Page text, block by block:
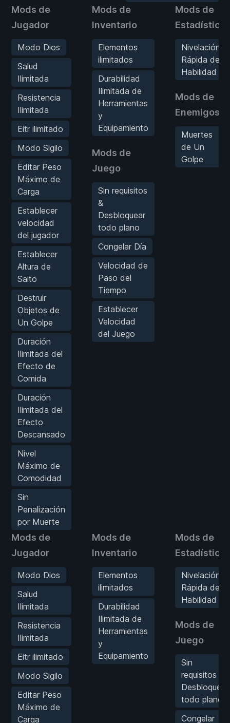
Mods de
Jugador
Modo Dios
Salud
Ilimitada
Resistencia
Ilimitada
Eitr ilimitado
Modo Sigilo
Editar Peso
Máximo de
Carga
Establecer
velocidad
del jugador
Establecer
Altura de
Salto
Destruir
Objetos de
Un Golpe
Duración
Ilimitada del
Efecto de
Comida
Duración
Ilimitada del
Efecto
Descansado
Nivel
Máximo de
Comodidad
Sin
Penalización
por Muerte
Mods de
Inventario
Elementos
ilimitados
Durabilidad
Ilimitada de
Herramientas
y
Equipamiento
Mods de
Juego
Sin requisitos
&
Desbloquear
todo plano
Congelar Día
Velocidad de
Paso del
Tiempo
Establecer
Velocidad
del Juego
Mods de
Estadísticas
Nivelación
Rápida de
Habilidad
Mods de
Enemigos
Muertes
de Un
Golpe
Mods de
Jugador
Modo Dios
Salud
Ilimitada
Resistencia
Ilimitada
Eitr ilimitado
Modo Sigilo
Editar Peso
Máximo de
Carga
Mods de
Inventario
Elementos
ilimitados
Durabilidad
Ilimitada de
Herramientas
y
Equipamiento
Mods de
Estadísticas
Nivelación
Rápida de
Habilidad
Mods de
Juego
Sin
requisitos &
Desbloquear
todo plano
Congelar